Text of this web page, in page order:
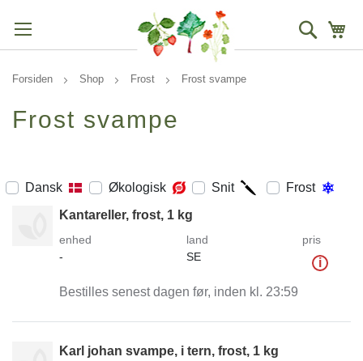
Søg
Forsiden Shop Frost Frost svampe
Frost svampe
Dansk Økologisk Snit
Frost
Kantareller, frost, 1 kg
enhed
-
land
SE
pris
i
Bestilles senest dagen før, inden kl. 23:59
Karl johan svampe, i tern, frost, 1 kg